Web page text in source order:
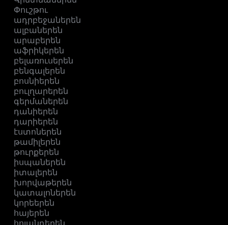
Փուշթու
ադրբեջաներեն
ալբաներեն
արաբերեն
աֆրիկերեն
բելառուսերեն
բենգալերեն
բոսնիերեն
բուլղարերեն
գերմաներեն
դանիերեն
դարիերեն
էստոներեն
թամիլերեն
թուրքերեն
իսպաներեն
իտալերեն
խորվաթերեն
կատալոներեն
կորեերեն
հայերեն